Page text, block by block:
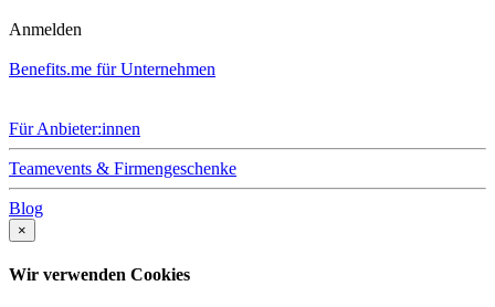
Anmelden
Benefits.me für Unternehmen
Für Anbieter:innen
Teamevents & Firmengeschenke
Blog
×
Wir verwenden Cookies